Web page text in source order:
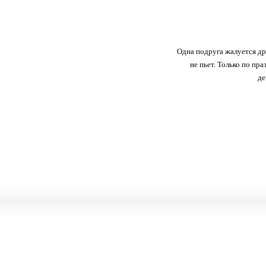
Одна подруга жалуется другой,
не пьет. Только по